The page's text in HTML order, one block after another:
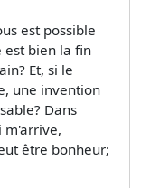
est possible
est bien la fin
Et, si le
une invention
Dans
m'arrive,
être bonheur;